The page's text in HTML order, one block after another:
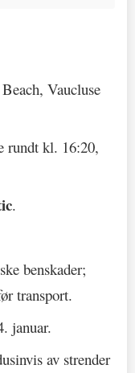
Vaucluse
rundt kl. 16:20,
.
benskader;
transport.
januar.
av strender